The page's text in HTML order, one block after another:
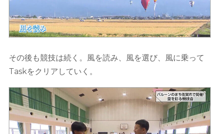
その後も競技は続く。風を読み、風を選び、風に乗って
Taskをクリアしていく。